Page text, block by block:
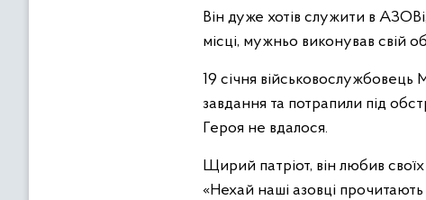
Він дуже хотів служити в
місці, мужньо виконував свій
19 січня військовослужбовець
завдання та потрапили під
Героя не вдалося.
Щирий патріот, він любив
«Нехай наші азовці